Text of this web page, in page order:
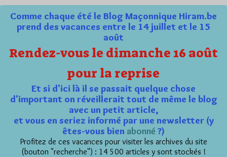
Comme chaque été le Blog Maçonnique Hiram.be
prend des vacances entre le 14 juillet et le 15
août
Rendez-vous le dimanche 16 août
pour la reprise
Et si d'ici là il se passait quelque chose
d'important on réveillerait tout de même le blog
avec un petit article,
et vous en seriez informé par une newsletter (y
êtes-vous bien abonné ?)
Profitez de ces vacances pour visiter les archives du site
(bouton "recherche") : 14 500 articles y sont stockés !